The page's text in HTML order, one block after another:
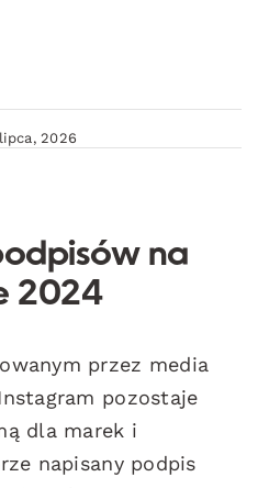
2026
na
2024
przez media
pozostaje
dla marek i
napisany podpis